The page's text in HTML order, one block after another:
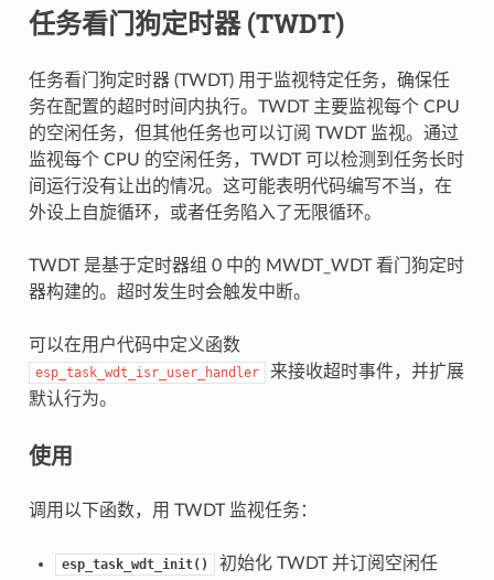
任务看门狗定时器 (TWDT)
任务看门狗定时器 (TWDT) 用于监视特定任务，确保任
务在配置的超时时间内执行。TWDT 主要监视每个 CPU
的空闲任务，但其他任务也可以订阅 TWDT 监视。通过
监视每个 CPU 的空闲任务，TWDT 可以检测到任务长时
间运行没有让出的情况。这可能表明代码编写不当，在
外设上自旋循环，或者任务陷入了无限循环。
TWDT 是基于定时器组 0 中的 MWDT_WDT 看门狗定时
器构建的。超时发生时会触发中断。
可以在用户代码中定义函数
esp_task_wdt_isr_user_handler
来接收超时事件，并扩展
默认行为。
使用
调用以下函数，用 TWDT 监视任务：
esp_task_wdt_init()
初始化 TWDT 并订阅空闲任